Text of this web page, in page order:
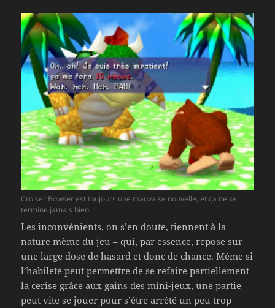
Croiser Bowser est toujours une mauvaise nouvelle, et ça ne se
termine jamais bien
Les inconvénients, on s’en doute, tiennent à la
nature même du jeu – qui, par essence, repose sur
une large dose de hasard et donc de chance. Même si
l’habileté peut permettre de se refaire partiellement
la cerise grâce aux gains des mini-jeux, une partie
peut vite se jouer pour s’être arrêté un peu trop